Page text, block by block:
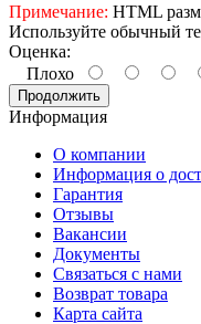
Примечание: HTML
Используйте обычный
Оценка:
Плохо
Продолжить
Информация
О компании
Информация о
Гарантия
Отзывы
Вакансии
Документы
Связаться с нами
Возврат товара
Карта сайта